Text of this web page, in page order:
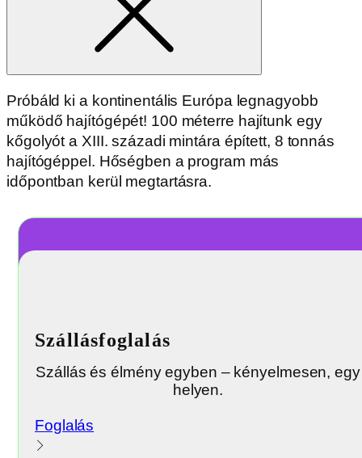
Próbáld ki a kontinentális Európa legnagyobb
működő hajítógépét! 100 méterre hajítunk egy
kőgolyót a XIII. századi mintára épített, 8 tonnás
hajítógéppel. Hőségben a program más
időpontban kerül megtartásra.
Szállásfoglalás
Szállás és élmény egyben – kényelmesen, egy
helyen.
Foglalás